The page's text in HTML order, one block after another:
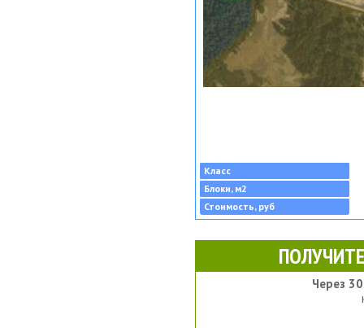
Класс
Блоки, м2
Стоимость, руб
Через